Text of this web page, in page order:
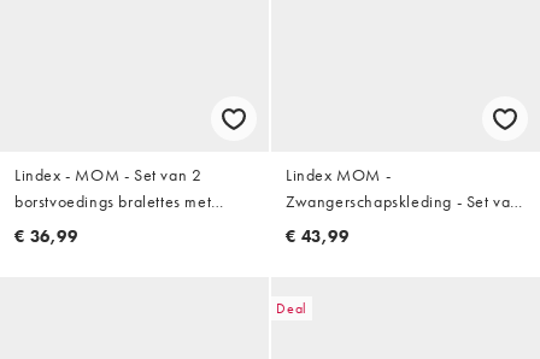
Lindex - MOM - Set van 2
borstvoedings bralettes met
overslag in zwart en
€ 36,99
Lindex MOM -
Zwangerschapskleding - Set van
2 naadloze bh's in zwart en wit
€ 43,99
Deal